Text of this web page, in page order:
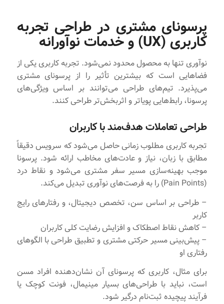
پرسونای مشتری در طراحی تجربه
کاربری (UX) و خدمات نوآورانه
نوآوری تنها به محصول محدود نمی‌شود. تجربه کاربری یکی از
فضاهایی است که بیشترین تأثیر را از پرسونای مشتری
می‌پذیرد. تیم‌های طراحی می‌توانند بر اساس ویژگی‌های
پرسونا، رابط‌هایی پویا‌تر و اثربخش‌تر طراحی کنند.
طراحی تعاملات هدف‌مند با کاربران
تجربه کاربری مطلوب زمانی حاصل می‌شود که سرویس دقیقاً
مطابق با زبان، نیاز و عادت‌های مخاطب ارائه شود. پرسونا
موجب بهینه‌سازی مسیر سفر مشتری می‌شود و نقاط درد
(Pain Points) را به فرصت‌های نوآوری تبدیل می‌کند.
– طراحی بر اساس سن، تخصص دیجیتال، و رفتارهای رایج
کاربر
– کاهش نقاط اصطکاک و افزایش رضایت کلی کاربران
– پیش‌بینی مسیر حرکتی مشتری و تطبیق طراحی با الگوهای
رفتاری او
برای مثال، کاربری که پرسونای آن نشان‌دهنده افراد مسن
است، نباید با طراحی‌های بسیار مینیمال، فونت کوچک یا
فرآیند پیچیده ثبت‌نام درگیر شود.